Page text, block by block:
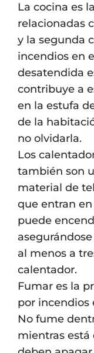
La cocina es
relacionadas
y la segunda
incendios en
desatendida
contribuye a
en la estufa
de la
no olvidarla.
Los
también son
material de
que entran
puede
al menos a
calentador.
Fumar es la
por incendios
No fume
mientras está